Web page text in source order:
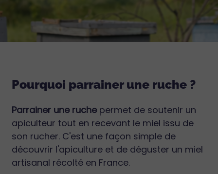
Pourquoi parrainer une ruche ?
Parrainer une ruchepermet de soutenir un
apiculteur tout en recevant le miel issu de
son rucher. C'est une façon simple de
découvrir l'apiculture et de déguster un miel
artisanal récolté en France.